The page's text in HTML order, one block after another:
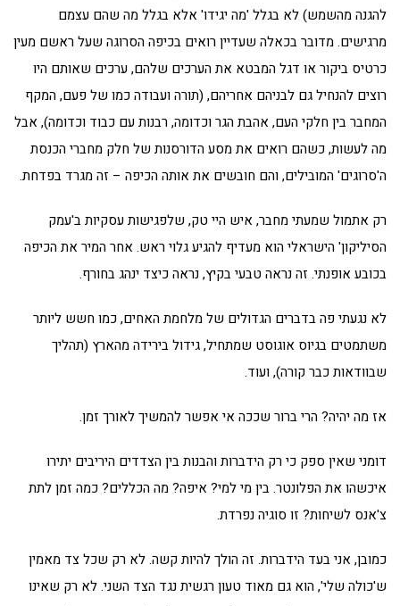
להגנה מהשמש) לא בגלל 'מה יגידו' אלא בגלל מה שהם עצמם
מרגישים. מדובר בכאלה שעדיין רואים בכיפה הסרוגה שעל ראשם מעין
כרטיס ביקור או דגל המבטא את הערכים שלהם, ערכים שאותם היו
רוצים להנחיל גם לבניהם אחריהם, (תורה ועבודה כמו של פעם, המקף
המחבר בין חלקי העם, אהבת הגר וכדומה, רבנות עם כבוד וכדומה), אבל
מה לעשות, כשהם רואים את מסע הדורסנות של חלק מחברי הכנסת
ה'סרוגים' המובילים, והם חובשים את אותה הכיפה – זה מגרד בפדחת.
רק אתמול שמעתי מחבר, איש היי טק, שלפגישות עסקיות ב'עמק
הסיליקון' הישראלי הוא מעדיף להגיע גלוי ראש. אחר המיר את הכיפה
בכובע אופנתי. זה נראה טבעי בקיץ, נראה כיצד ינהג בחורף.
לא נגעתי פה בדברים הגדולים של מלחמת האחים, כמו חשש ליותר
משתמטים בגיוס אוגוסט שמתחיל, גידול בירידה מהארץ (תהליך
שבוודאות כבר קורה), ועוד.
אז מה יהיה? הרי ברור שככה אי אפשר להמשיך לאורך זמן.
דומני שאין ספק כי רק הידברות והבנות בין הצדדים היריבים יתירו
איכשהו את הפלונטר. בין מי למי? איפה? מה הכללים? כמה זמן לתת
צ'אנס לשיחות? זו סוגיה נפרדת.
כמובן, אני בעד הידברות. זה הולך להיות קשה. לא רק שכל צד מאמין
ש'כולה שלי', הוא גם מאוד טעון רגשית נגד הצד השני. לא רק שאינו